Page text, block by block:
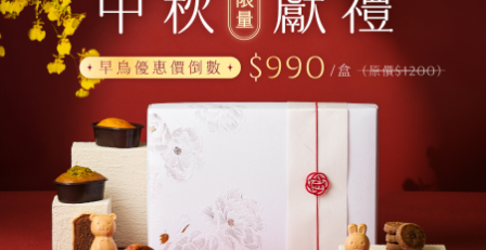
日式經典 | 綜合年輪蛋糕 4入/
NT$680